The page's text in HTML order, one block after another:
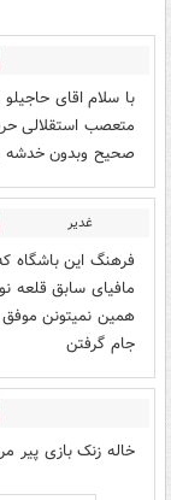
با سلام اقای
متعصب استقلالی
صحیح وبدون خدشه
غدیر
فرهنگ این باشگاه
مافیای سابق قلعه
همین نمیتونن موفق
جام گرفتن
خاله زنک بازی پیر